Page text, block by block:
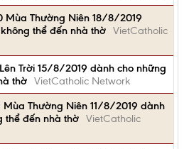
Mùa Thường Niên 18/8/2019
thể đến nhà thờ VietCatholic
Trời 15/8/2019 dành cho những
thờ VietCatholic Network
Mùa Thường Niên 11/8/2019 dành
thể đến nhà thờ VietCatholic